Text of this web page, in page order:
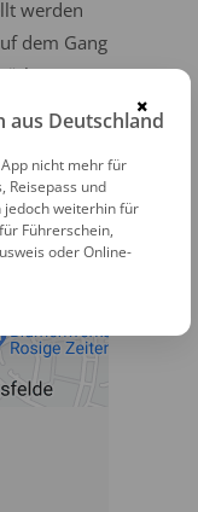
werden
dem Gang
Die
dm
×
aus Deutschland
nicht mehr für
Reisepass und
jedoch weiterhin für
Führerschein,
oder Online-